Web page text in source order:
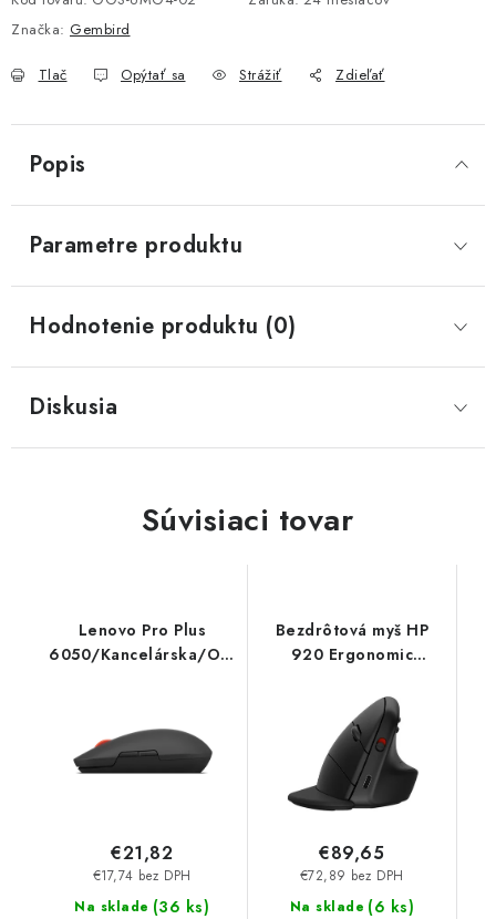
Značka: Gembird
Tlač Opýtať sa Strážiť Zdieľať
Popis
Parametre produktu
Hodnotenie produktu (0)
Diskusia
Súvisiaci tovar
Lenovo Pro Plus
6050/Kancelárska/Optická/4
Na sklade (36 ks)
€17,74 bez DPH
€21,82
Bezdrôtová myš HP
920 Ergonomic
Na sklade (6 ks)
€72,89 bez DPH
€89,65